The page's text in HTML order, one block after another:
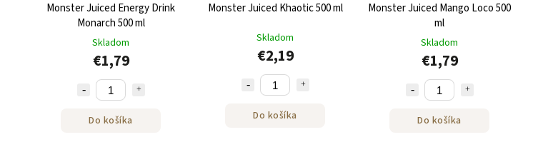
Monster Juiced Energy Drink
Monarch 500 ml
Skladom
€1,79
Do košíka
Monster Juiced Khaotic 500 ml
Skladom
€2,19
Do košíka
Monster Juiced Mango Loco 500
ml
Skladom
€1,79
Do košíka